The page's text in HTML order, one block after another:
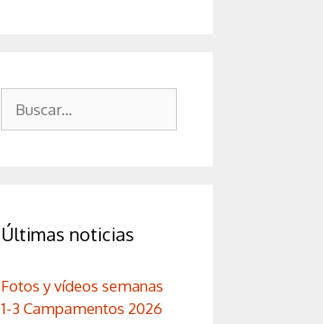
Últimas noticias
Fotos y vídeos semanas
1-3 Campamentos 2026